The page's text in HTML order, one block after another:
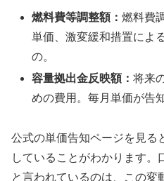
燃料費等調整額：燃料費
単価、激変緩和措置によ
の。
容量拠出金反映額：将来
めの費用。毎月単価が告
公式の単価告知ページを見る
していることがわかります。
と言われているのは、この変